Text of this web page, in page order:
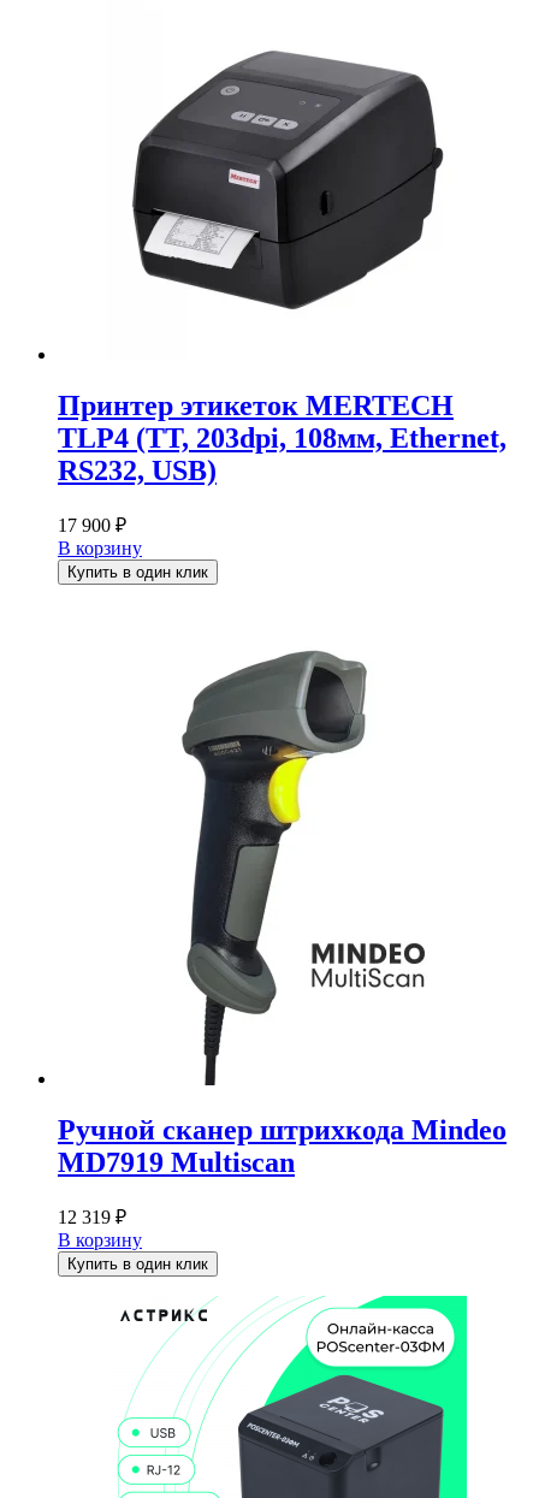
Принтер этикеток MERTECH
TLP4 (TT, 203dpi, 108мм, Ethernet,
RS232, USB)
17 900 ₽
В корзину
Купить в один клик
Ручной сканер штрихкода Mindeo
MD7919 Multiscan
12 319 ₽
В корзину
Купить в один клик